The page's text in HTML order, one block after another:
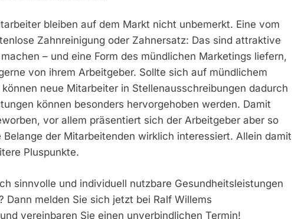
bleiben auf dem Markt nicht unbemerkt. Eine vom
Zahnreinigung oder Zahnersatz: Das sind attraktive
– und eine Form des mündlichen Marketings liefern,
von ihrem Arbeitgeber. Sollte sich auf mündlichem
neue Mitarbeiter in Stellenausschreibungen dadurch
können besonders hervorgehoben werden. Damit
vor allem präsentiert sich der Arbeitgeber aber so
der Mitarbeitenden wirklich interessiert. Allein damit
Pluspunkte.
sinnvolle und individuell nutzbare Gesundheitsleistungen
Dann melden Sie sich jetzt bei Ralf Willems
vereinbaren Sie einen unverbindlichen Termin!